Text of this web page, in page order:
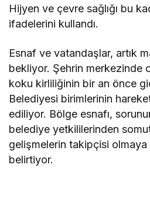
Hijyen ve çevre sağlığı bu
ifadelerini kullandı.
Esnaf ve vatandaşlar, artık
bekliyor. Şehrin merkezinde
koku kirliliğinin bir an önce
Belediyesi birimlerinin
ediliyor. Bölge esnafı,
belediye yetkililerinden
gelişmelerin takipçisi
belirtiyor.